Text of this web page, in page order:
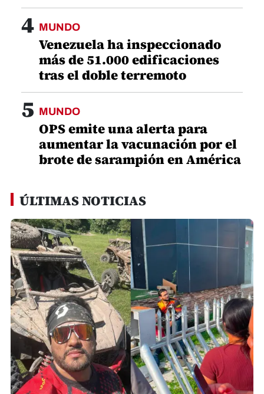
4 MUNDO
Venezuela ha inspeccionado
más de 51.000 edificaciones
tras el doble terremoto
5 MUNDO
OPS emite una alerta para
aumentar la vacunación por el
brote de sarampión en América
ÚLTIMAS NOTICIAS